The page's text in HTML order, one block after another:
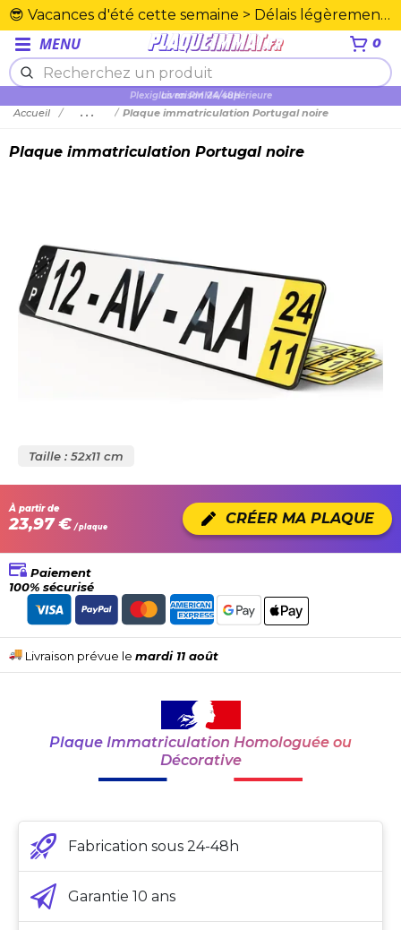
😎 Vacances d'été cette semaine > Délais légèrement rallongés. Merci☀️
MENU 0
Plexiglas en PMMA supérieure
Accueil ... Plaque immatriculation Portugal noire
Plaque immatriculation Portugal noire
Taille : 52x11 cm
À partir de
23,97 € / plaque CRÉER MA PLAQUE
Paiement
100% sécurisé
Livraison prévue le mardi 11 août
Plaque Immatriculation Homologuée ou
Décorative
Fabrication sous 24-48h
Garantie 10 ans